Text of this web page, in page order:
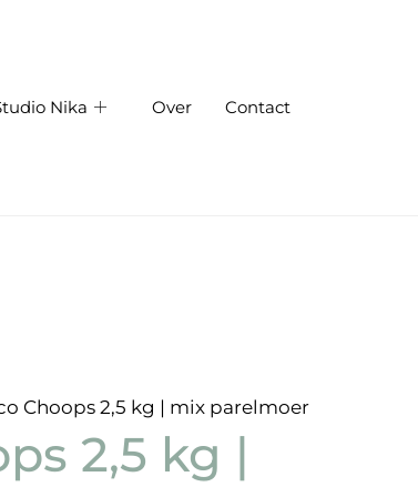
Nika Over Contact
Choops 2,5 kg | mix parelmoer
2,5 kg |